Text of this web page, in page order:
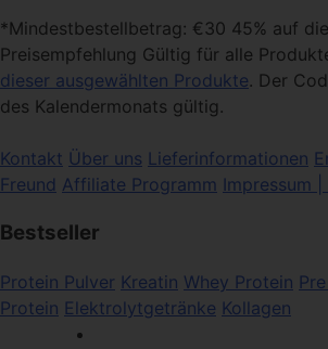
*Mindestbestellbetrag: €30 45% auf
Preisempfehlung Gültig für alle
dieser ausgewählten Produkte. Der
des Kalendermonats gültig.
Kontakt Über uns Lieferinformationen
Freund Affiliate Programm Impressum |
Bestseller
Protein Pulver Kreatin Whey Protein
Protein Elektrolytgetränke Kollagen